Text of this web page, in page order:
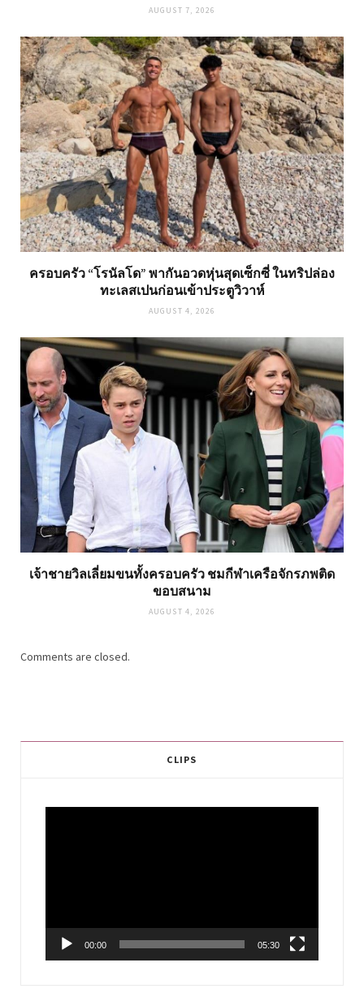
AUGUST 7, 2026
ครอบครัว “โรนัลโด” พากันอวดหุ่นสุดเซ็กซี่ ในทริปล่อง
ทะเลสเปนก่อนเข้าประตูวิวาห์
AUGUST 4, 2026
เจ้าชายวิลเลี่ยมขนทั้งครอบครัว ชมกีฬาเครือจักรภพติด
ขอบสนาม
AUGUST 4, 2026
Comments are closed.
CLIPS
00:00 05:30